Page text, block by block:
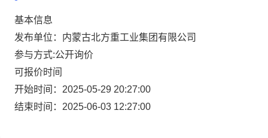
基本信息
发布单位：内蒙古北方重工业集团有限公司
参与方式:公开询价
可报价时间
开始时间：2025-05-29 20:27:00
结束时间：2025-06-03 12:27:00